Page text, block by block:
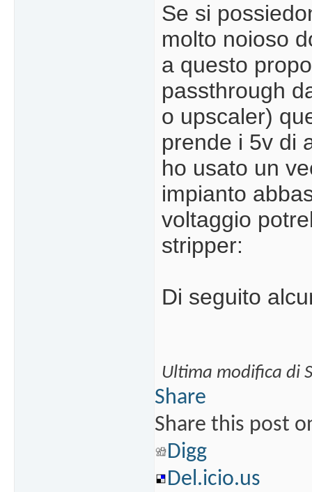
Se si
molto noioso
a questo
passthrough
o upscaler)
prende i 5v di
ho usato un
impianto
voltaggio
stripper:
Di seguito
Ultima modifica di
Share
Share this post
Digg
Del.icio.us